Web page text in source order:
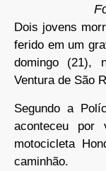
Dois jovens
ferido em um
domingo (21),
Ventura de São
Segundo a
aconteceu por
motocicleta
caminhão.